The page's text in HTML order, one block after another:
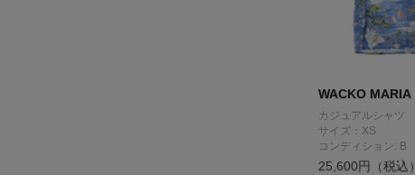
WACKO MARIA
カジュアルシャツ
サイズ：XS
コンディション: B
25,600円（税込）